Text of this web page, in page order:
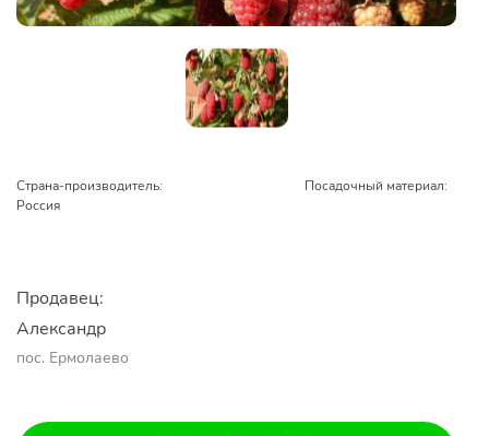
Страна-производитель:
Россия
Посадочный материал:
Продавец:
Александр
пос. Ермолаево